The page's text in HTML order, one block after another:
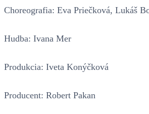
Choreografia: Eva Priečková, Lukáš
Hudba: Ivana Mer
Produkcia: Iveta Konýčková
Producent: Robert Pakan